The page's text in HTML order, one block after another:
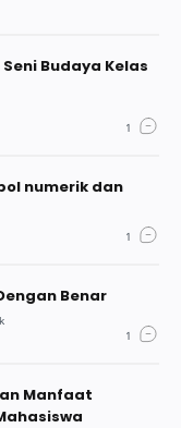
Budaya Kelas
numerik dan
Benar
Manfaat